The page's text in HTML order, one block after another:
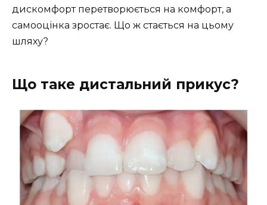
дискомфорт перетворюється на комфорт, а
самооцінка зростає. Що ж стається на цьому
шляху?
Що таке дистальний прикус?